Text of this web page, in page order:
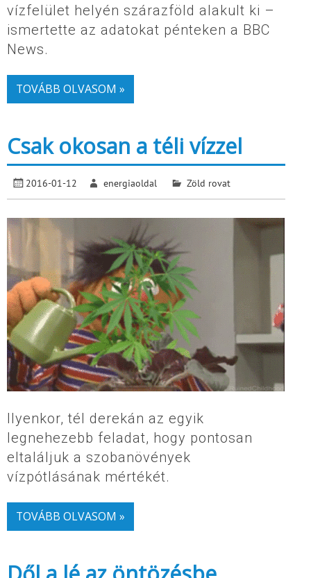
vízfelület helyén szárazföld alakult ki –
ismertette az adatokat pénteken a BBC
News.
TOVÁBB OLVASOM »
Csak okosan a téli vízzel
2016-01-12 energiaoldal Zöld rovat
Ilyenkor, tél derekán az egyik
legnehezebb feladat, hogy pontosan
eltaláljuk a szobanövények
vízpótlásának mértékét.
TOVÁBB OLVASOM »